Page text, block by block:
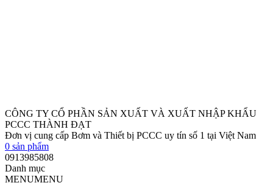
CÔNG TY CỔ PHẦN SẢN XUẤT VÀ XUẤT NHẬP KHẨU
PCCC THÀNH ĐẠT
Đơn vị cung cấp Bơm và Thiết bị PCCC uy tín số 1 tại Việt Nam
0 sản phẩm
0913985808
Danh mục
MENUMENU